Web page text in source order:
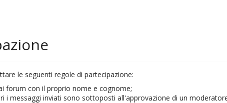
le seguenti regole di partecipazione:
forum con il proprio nome e cognome;
i messaggi inviati sono sottoposti all'approvazione di un